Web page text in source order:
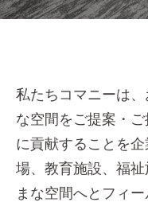
私たちコマニーは
な空間をご提案・
に貢献することを
場、教育施設、福
まな空間へとフィ